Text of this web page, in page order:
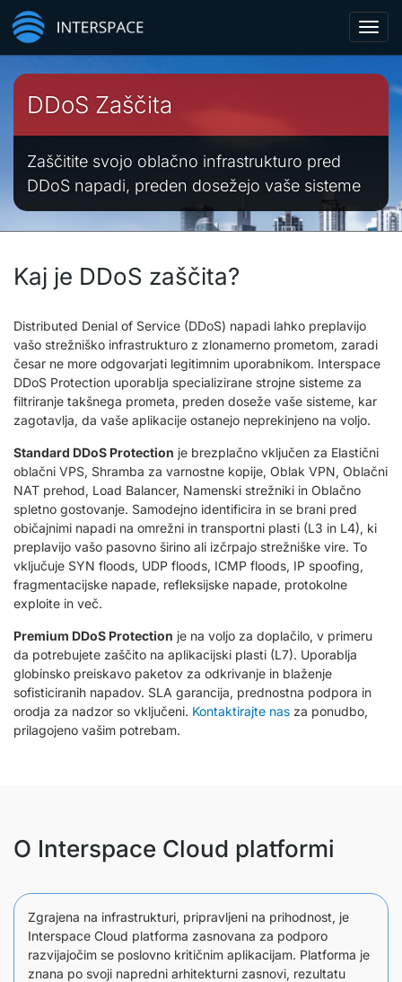
DDoS Zaščita
Zaščitite svojo oblačno infrastrukturo pred
DDoS napadi, preden dosežejo vaše sisteme
Kaj je DDoS zaščita?
Distributed Denial of Service (DDoS) napadi lahko preplavijo
vašo strežniško infrastrukturo z zlonamerno prometom, zaradi
česar ne more odgovarjati legitimnim uporabnikom. Interspace
DDoS Protection uporablja specializirane strojne sisteme za
filtriranje takšnega prometa, preden doseže vaše sisteme, kar
zagotavlja, da vaše aplikacije ostanejo neprekinjeno na voljo.
Standard DDoS Protection je brezplačno vključen za Elastični
oblačni VPS, Shramba za varnostne kopije, Oblak VPN, Oblačni
NAT prehod, Load Balancer, Namenski strežniki in Oblačno
spletno gostovanje. Samodejno identificira in se brani pred
običajnimi napadi na omrežni in transportni plasti (L3 in L4), ki
preplavijo vašo pasovno širino ali izčrpajo strežniške vire. To
vključuje SYN floods, UDP floods, ICMP floods, IP spoofing,
fragmentacijske napade, refleksijske napade, protokolne
exploite in več.
Premium DDoS Protection je na voljo za doplačilo, v primeru
da potrebujete zaščito na aplikacijski plasti (L7). Uporablja
globinsko preiskavo paketov za odkrivanje in blaženje
sofisticiranih napadov. SLA garancija, prednostna podpora in
orodja za nadzor so vključeni. Kontaktirajte nas za ponudbo,
prilagojeno vašim potrebam.
O Interspace Cloud platformi
Zgrajena na infrastrukturi, pripravljeni na prihodnost, je
Interspace Cloud platforma zasnovana za podporo
razvijajočim se poslovno kritičnim aplikacijam. Platforma je
znana po svoji napredni arhitekturni zasnovi, rezultatu